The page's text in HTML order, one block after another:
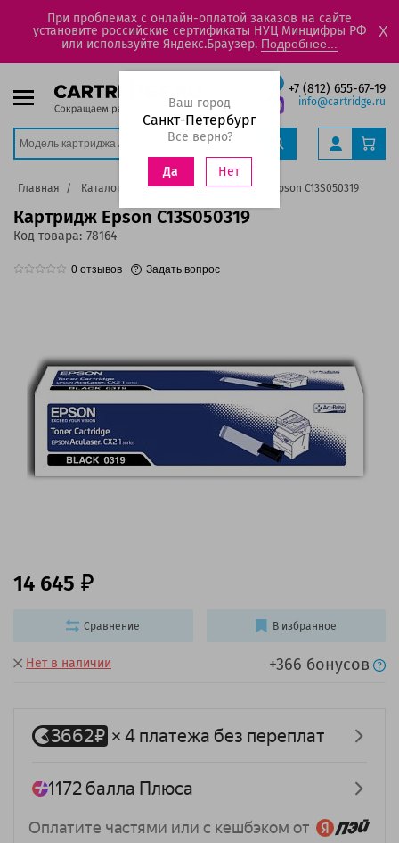
При проблемах с онлайн-оплатой заказов на сайте
установите российские сертификаты НУЦ Минцифры РФ
или используйте Яндекс.Браузер. Подробнее...
X
+7 (812) 655-67-19
info@cartridge.ru
Ваш город
Санкт-Петербург
Все верно?
Да Нет
Главная Каталог Картриджи Картридж Epson C13S050319
Картридж Epson C13S050319
Код товара: 78164
0 отзывов Задать вопрос
Нет в наличии +366 бонусов
14 645
Сравнение В избранное